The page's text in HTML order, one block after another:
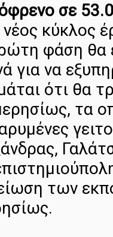
σε
νέος κύκλος
φάση θα
για να
ότι θα
τα
των